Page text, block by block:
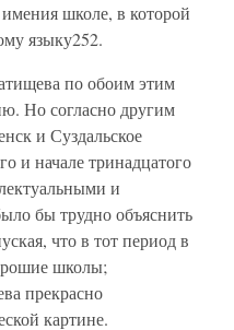
школе, в которой
языку252.
по обоим этим
Но согласно другим
и Суздальское
и начале тринадцатого
и
бы трудно объяснить
что в тот период в
школы;
прекрасно
картине.